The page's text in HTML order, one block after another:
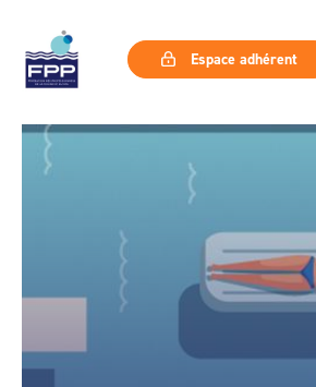
Espace adhérent